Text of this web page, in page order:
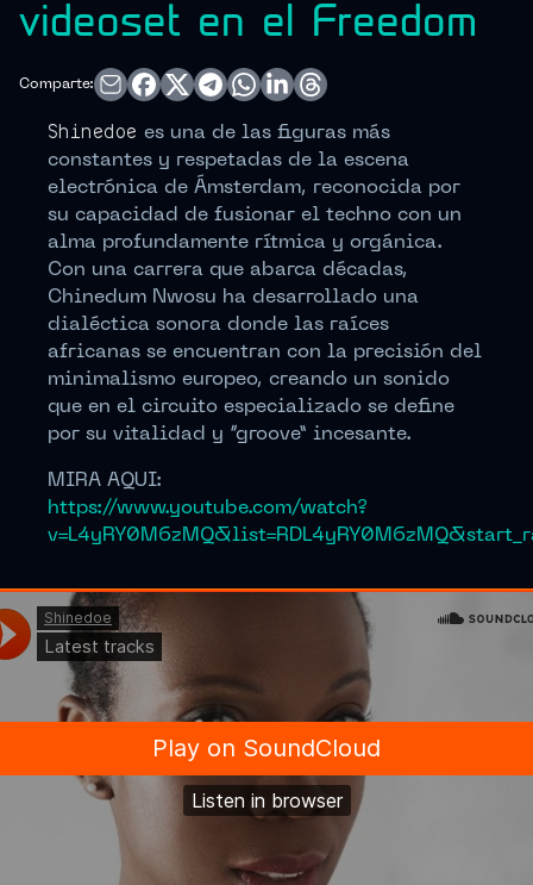
videoset en el Freedom
Comparte:
Shinedoe es una de las figuras más
constantes y respetadas de la escena
electrónica de Ámsterdam, reconocida por
su capacidad de fusionar el techno con un
alma profundamente rítmica y orgánica.
Con una carrera que abarca décadas,
Chinedum Nwosu ha desarrollado una
dialéctica sonora donde las raíces
africanas se encuentran con la precisión del
minimalismo europeo, creando un sonido
que en el circuito especializado se define
por su vitalidad y “groove” incesante.
MIRA AQUI:
https://www.youtube.com/watch?